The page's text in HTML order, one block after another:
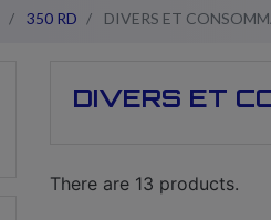
350 RD DIVERS ET
DIVERS ET
There are 13 products.